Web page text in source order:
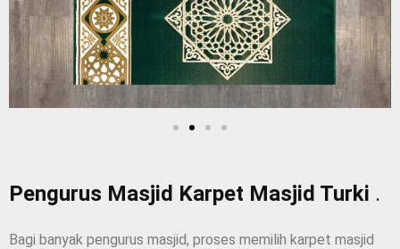
Pengurus Masjid Karpet Masjid Turki .
Bagi banyak pengurus masjid, proses memilih karpet masjid